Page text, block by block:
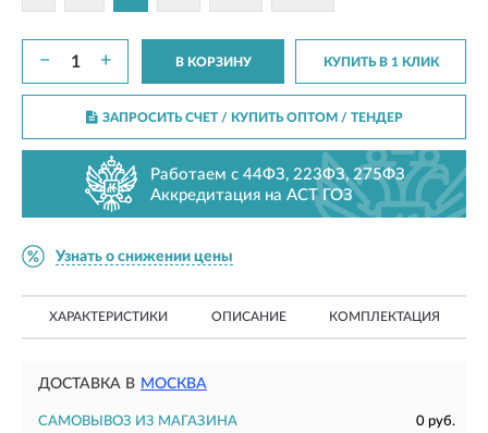
− + В КОРЗИНУ КУПИТЬ В 1 КЛИК
ЗАПРОСИТЬ СЧЕТ / КУПИТЬ ОПТОМ/ ТЕНДЕР
Работаем с 44ФЗ, 223ФЗ, 275ФЗ
Аккредитация на АСТ ГОЗ
Узнать о снижении цены
ХАРАКТЕРИСТИКИ ОПИСАНИЕ КОМПЛЕКТАЦИЯ
ДОСТАВКА В МОСКВА
САМОВЫВОЗ ИЗ МАГАЗИНА
0 руб.